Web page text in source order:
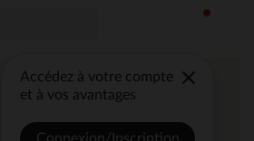
Accédez à votre compte
et à vos avantages